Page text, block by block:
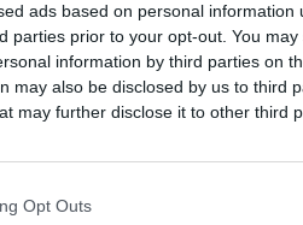
ads based on personal information
parties prior to your opt-out. You
information by third parties on
may also be disclosed by us to third
may further disclose it to other third
Opt Outs
è il nuovo sponsor tecnico